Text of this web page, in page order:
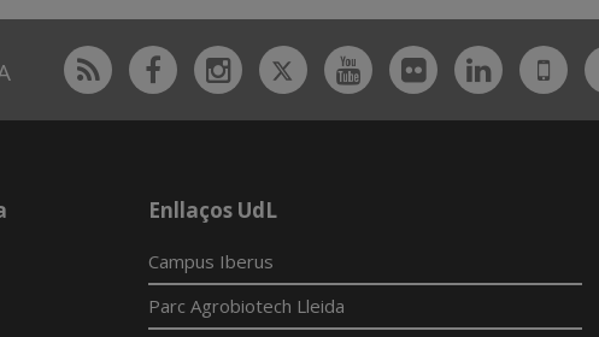
Rss FacebookInstagram
TwitterYoutubeFlickrLinkedin
UdL
App
Enllaços UdL
Campus Iberus
Parc Agrobiotech Lleida